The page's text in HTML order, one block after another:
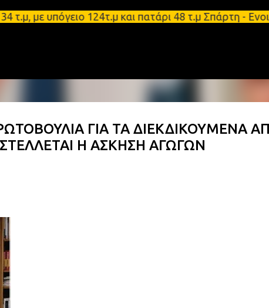
Μετάβαση στο κύριο περιεχόμενο
124τ.μ και πατάρι 48 τ.μ Σπάρτη -
ΓΙΑ ΤΑ ΔΙΕΚΔΙΚΟΥΜΕΝΑ
Η ΑΣΚΗΣΗ ΑΓΩΓΩΝ